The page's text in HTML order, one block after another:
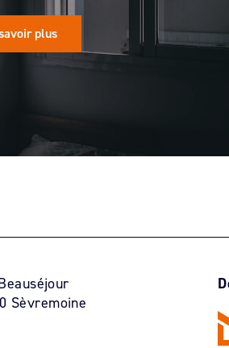
plus
Sèvremoine